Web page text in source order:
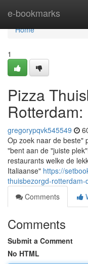
e-bookmarks
Home
Home
1
Pizza
gregorypqvk545549
Op zoek naar de beste"
"bent aan de "juiste
restaurants welke de
Italiaanse" https://
thuisbezorgd-
Comments
Comments
Submit a Comment
No HTML